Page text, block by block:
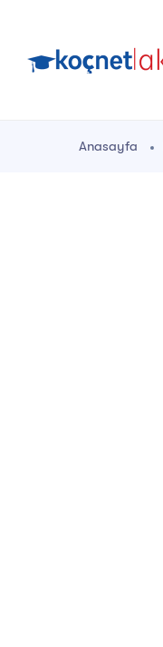
Anasayfa